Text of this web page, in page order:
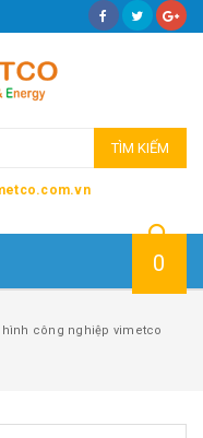
TÌM KIẾM
0
công nghiệp vimetco